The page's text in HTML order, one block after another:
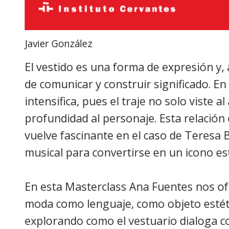
Javier González
El vestido es una forma de expresión
de comunicar y construir significado.
intensifica, pues el traje no solo viste al
profundidad al personaje. Esta
vuelve fascinante en el caso de
musical para convertirse en un icono
En esta Masterclass Ana Fuentes nos
moda como lenguaje, como objeto
explorando como el vestuario dialoga